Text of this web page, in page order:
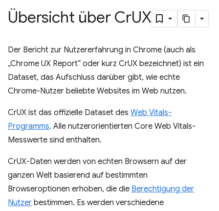
Übersicht über CrUX
Der Bericht zur Nutzererfahrung in Chrome (auch als
„Chrome UX Report“ oder kurz CrUX bezeichnet) ist ein
Dataset, das Aufschluss darüber gibt, wie echte
Chrome-Nutzer beliebte Websites im Web nutzen.
CrUX ist das offizielle Dataset des Web Vitals-
Programms. Alle nutzerorientierten Core Web Vitals-
Messwerte sind enthalten.
CrUX-Daten werden von echten Browsern auf der
ganzen Welt basierend auf bestimmten
Browseroptionen erhoben, die die Berechtigung der
Nutzer bestimmen. Es werden verschiedene